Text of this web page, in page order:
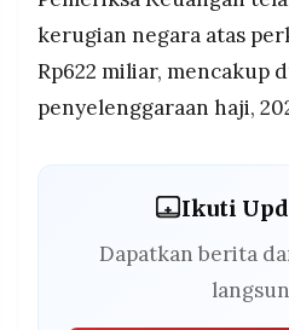
kerugian negara atas
Rp622 miliar, mencakup
penyelenggaraan haji,
Ikuti
Dapatkan berita